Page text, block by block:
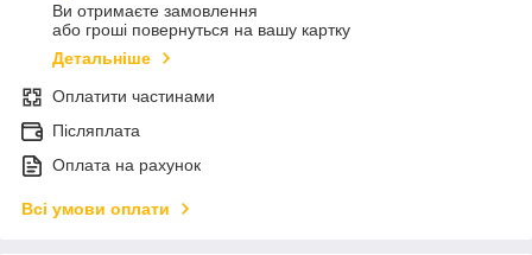
Ви отримаєте замовлення
або гроші повернуться на вашу картку
Детальніше
Оплатити частинами
Післяплата
Оплата на рахунок
Всі умови оплати